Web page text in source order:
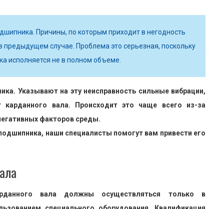
Причины, по которым приходит в негодность
предыдущем случае. Проблема это серьезная, поскольку
не в полном объеме.
Указывают на эту неисправность сильные вибрации,
вала. Происходит это чаще всего из-за
факторов среды.
наши специалисты помогут вам привести его
вала должны осуществляться только в